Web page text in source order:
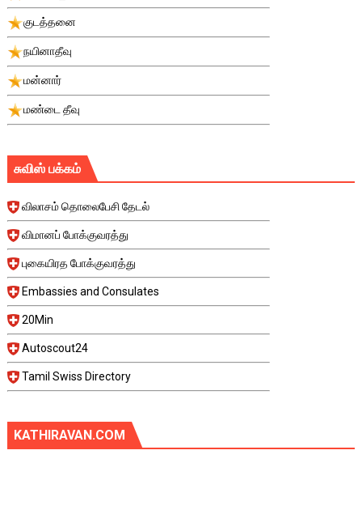
குடத்தனை
நயினாதீவு
மன்னார்
மண்டை தீவு
சுவிஸ் பக்கம்
விலாசம் தொலைபேசி தேடல்
விமானப் போக்குவரத்து
புகையிரத போக்குவரத்து
Embassies and Consulates
20Min
Autoscout24
Tamil Swiss Directory
KATHIRAVAN.COM